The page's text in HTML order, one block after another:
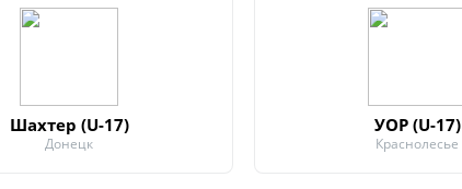
Шахтер (U-17)
Донецк
УОР (U-17)
Краснолесье